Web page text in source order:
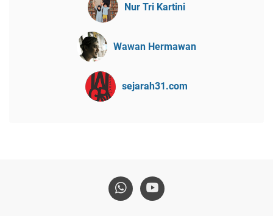
Nur Tri Kartini
Wawan Hermawan
sejarah31.com